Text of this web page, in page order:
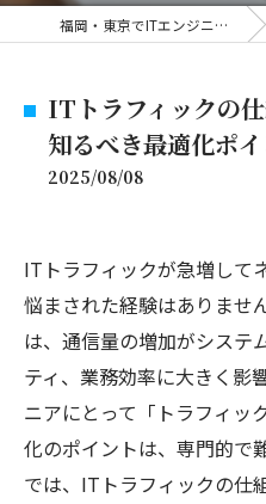
福岡・東京でITエンジニアの求人なら株式会社ブレイブシャイン
ITトラフィックの
知るべき最適化ポ
2025/08/08
ITトラフィックが急増して
悩まされた経験はありませ
は、通信量の増加がシステ
ティ、業務効率に大きく影
ニアにとって「トラフィッ
化のポイントは、専門的で
では、ITトラフィックの仕